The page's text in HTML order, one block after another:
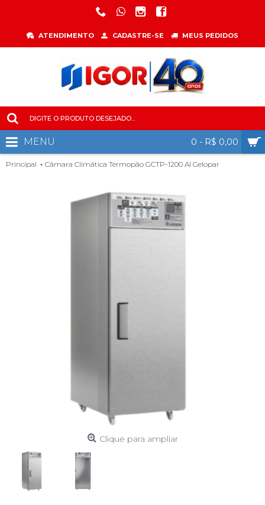
ATENDIMENTO CADASTRE-SE MEUS PEDIDOS
0 - R$ 0,00
MENU
Principal Câmara Climática Termopão GCTP-1200 AI Gelopar
Clique para ampliar